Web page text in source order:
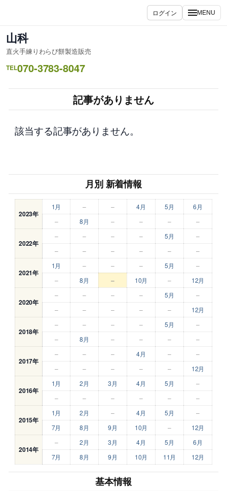
ス
キ
ッ
ログイン MENU
山科
直火手練りわらび餅製造販売
TEL070-3783-8047
記事がありません
該当する記事がありません。
月別 新着情報
2023年
1月 – – 4月 5月
6月
–
8月 – – – –
2022年
– – – – 5月
–
–
– – – – –
2021年
1月 – – – 5月
–
–
8月 – 10月 – 12月
2020年
– – – – 5月
–
–
– – – – 12月
2018年
– – – – 5月
–
–
8月 – – – –
2017年
– – – 4月 –
–
–
– – – – 12月
2016年
1月 2月 3月 4月 5月
–
–
– – – – –
2015年
1月 2月 – 4月 5月
–
7月
8月 9月 10月 – 12月
2014年
– 2月 3月 4月 5月
6月
7月
8月 9月 10月 11月 12月
基本情報